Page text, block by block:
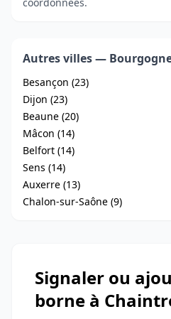
Autres villes —
Besançon (23)
Dijon (23)
Beaune (20)
Mâcon (14)
Belfort (14)
Sens (14)
Auxerre (13)
Chalon-sur-Saône (9)
Signaler ou
borne à